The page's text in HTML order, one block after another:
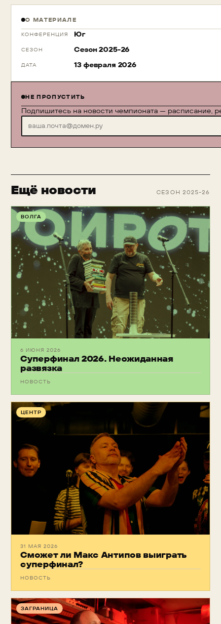
О МАТЕРИАЛЕ
КОНФЕРЕНЦИЯ Юг
СЕЗОН Сезон 2025-26
ДАТА 13 февраля 2026
НЕ ПРОПУСТИТЬ
Подпишитесь на новости чемпионата — расписание,
Ещё новости СЕЗОН 2025-26
ВОЛГА
6 ИЮНЯ 2026
Суперфинал 2026. Неожиданная
развязка
НОВОСТЬ
ЦЕНТР
31 МАЯ 2026
Сможет ли Макс Антипов выиграть
суперфинал?
НОВОСТЬ
ЗАГРАНИЦА